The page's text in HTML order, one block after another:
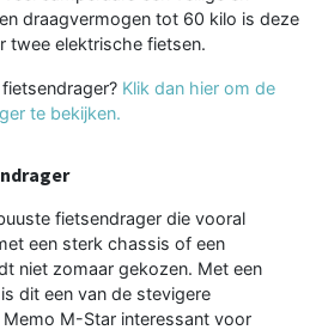
draagvermogen tot 60 kilo is deze
twee elektrische fietsen.
Klik dan hier om de
te bekijken.
fietsendrager die vooral
een sterk chassis of een
niet zomaar gekozen. Met een
dit een van de stevigere
M-Star interessant voor